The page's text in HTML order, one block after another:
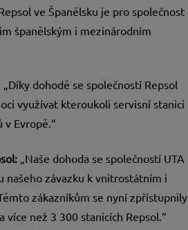
ve Španělsku je pro společnost
španělským i mezinárodním
„Díky dohodě se společností Repsol
využívat kteroukoli servisní stanici
v Evropě.“
„Naše dohoda se společností UTA
našeho závazku k vnitrostátním i
zákazníkům se nyní zpřístupnily
než 3 300 stanicích Repsol.“